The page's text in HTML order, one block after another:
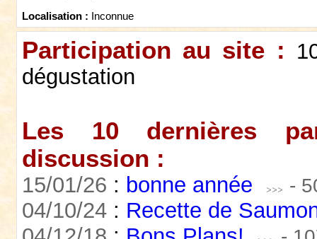
Localisation : Inconnue
Participation au site :
dégustation
Les 10 dernières
discussion :
15/01/26 : bonne année -
04/10/24 : Recette de